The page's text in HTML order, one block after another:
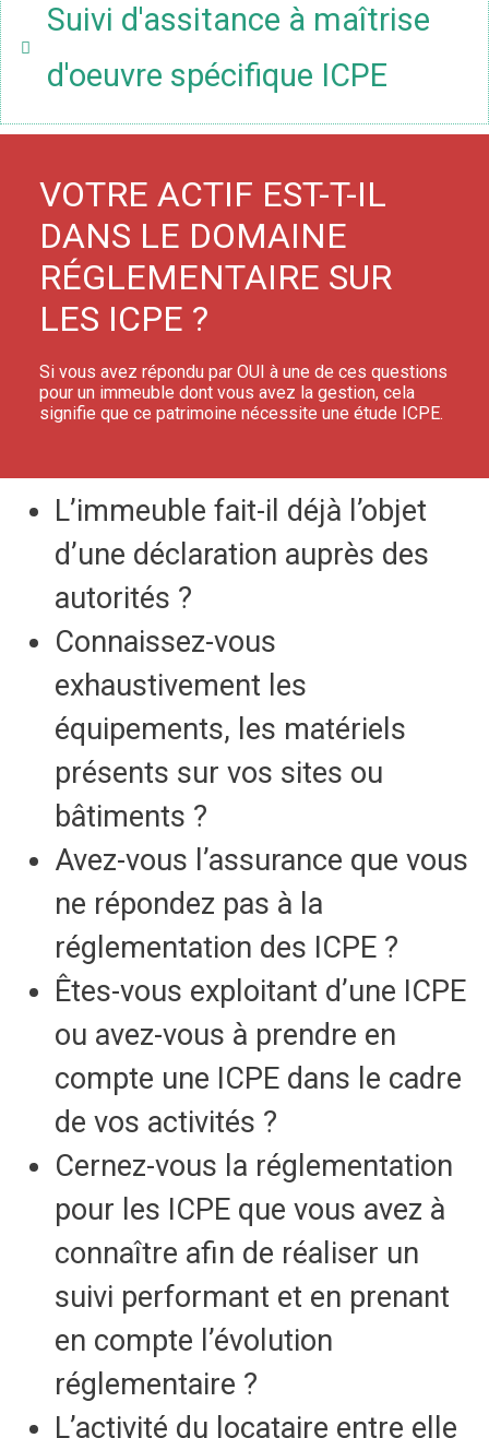
Suivi d'assitance à maîtrise
d'oeuvre spécifique ICPE
VOTRE ACTIF EST-T-IL
DANS LE DOMAINE
RÉGLEMENTAIRE SUR
LES ICPE ?
Si vous avez répondu par OUI à une de ces questions
pour un immeuble dont vous avez la gestion, cela
signifie que ce patrimoine nécessite une étude ICPE.
L’immeuble fait-il déjà l’objet
d’une déclaration auprès des
autorités ?
Connaissez-vous
exhaustivement les
équipements, les matériels
présents sur vos sites ou
bâtiments ?
Avez-vous l’assurance que vous
ne répondez pas à la
réglementation des ICPE ?
Êtes-vous exploitant d’une ICPE
ou avez-vous à prendre en
compte une ICPE dans le cadre
de vos activités ?
Cernez-vous la réglementation
pour les ICPE que vous avez à
connaître afin de réaliser un
suivi performant et en prenant
en compte l’évolution
réglementaire ?
L’activité du locataire entre elle